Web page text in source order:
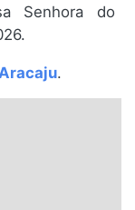
Senhora do
.